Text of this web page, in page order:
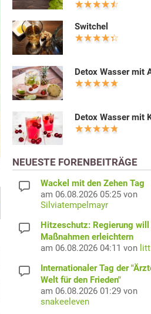
Switchel
Detox Wasser mit
Detox Wasser mit
NEUESTE FORENBEITRÄGE
Wackel mit den Zehen Tag
am 06.08.2026 05:25 von
Silviatempelmayr
Hitzeschutz: Regierung will
Maßnahmen erleichtern
am 06.08.2026 04:11 von
Internationaler Tag der
Welt für den Frieden"
am 06.08.2026 01:29 von
snakeeleven